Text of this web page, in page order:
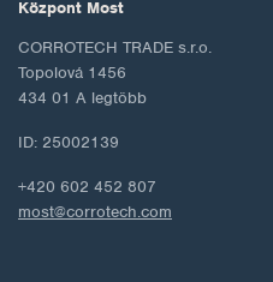
Központ Most
CORROTECH TRADE s.r.o.
Topolová 1456
434 01 A legtöbb
ID: 25002139
+420 602 452 807
most@corrotech.com